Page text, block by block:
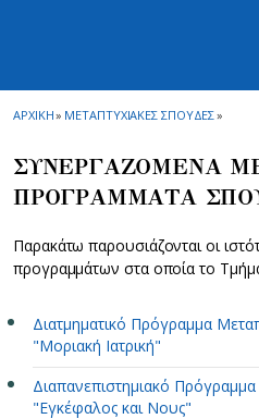
ΑΡΧΙΚΗ» ΜΕΤΑΠΤΥΧΙΑΚΕΣ ΣΠΟΥΔΕΣ»
ΣΥΝΕΡΓΑΖΟΜΕΝΑ
ΠΡΟΓΡΑΜΜΑΤΑ
Παρακάτω παρουσιάζονται οι
προγραμμάτων στα οποία το
Διατμηματικό Πρόγραμμα
"Μοριακή Ιατρική"
Διαπανεπιστημιακό
"Εγκέφαλος και Νους"